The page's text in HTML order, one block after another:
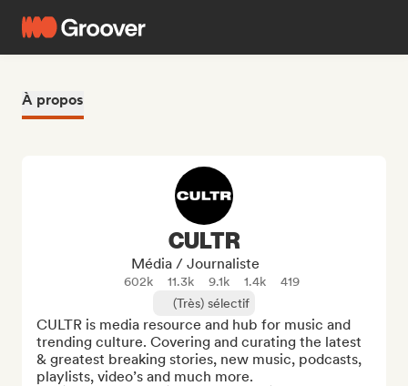
À propos
CULTR
Média / Journaliste
602k 11.3k 9.1k 1.4k
419
(Très) sélectif
CULTR is media resource and hub for music and
trending culture. Covering and curating the latest
& greatest breaking stories, new music, podcasts,
playlists, video’s and much more.